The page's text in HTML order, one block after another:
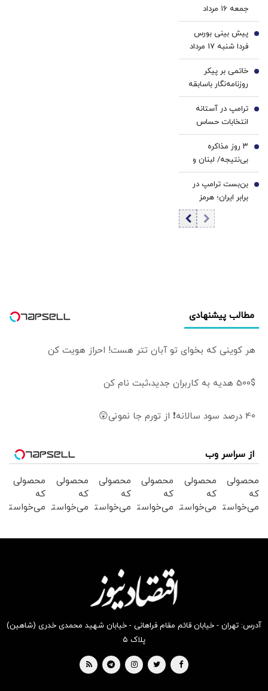
«حمله به یکی،
حمله به همه
است»
جمعه ۱۶ مرداد
۱۴۰۵/ افزایش
قیمت طلا
پیش بینی بورس
فردا شنبه 17 مرداد
1405 | موتور رشد
بازار روشن شد |
آخرین حلقه تایید
روند صعودی
چیست؟
3
خاتمی بر پیکر
روزنامه‌نگار باسابقه
نماز خواند/ ظریف و
همتی هم آمدند +
عکس
4
ترامپ در آستانه
انتخابات حساس
آمریکا: فکر می‌کنم
پیروز می‌شویم
5
۳ روز مذاکره
بی‌نتیجه/ لبنان و
اسرائیل دست خالی
رم را ترک کردند
6
بن‌بست ترامپ در
برابر ایران؛ هرمز
ورق را برمی‌گرداند؟
7
مطالب پیشنهادی
هر کوینی که بخوای تو آبان تتر هست! احراز هویت کن
500$ هدیه به کاربران جدید،ثبت نام کن
40 درصد سود سالانه❗ از تورم جا نمونی😲
از سراسر وب
محصولی
که
می‌خواستی
محصولی
که
می‌خواستی
محصولی
که
می‌خواستی
بخر !
محصولی
که
می‌خواستی
بخر !
محصولی
که
می‌خواستی
محصولی
که
می‌خواستی
آدرس: تهران - خیابان قائم مقام فراهانی - خیابان شهید محمدی خدری (شاهین)
پلاک ۵